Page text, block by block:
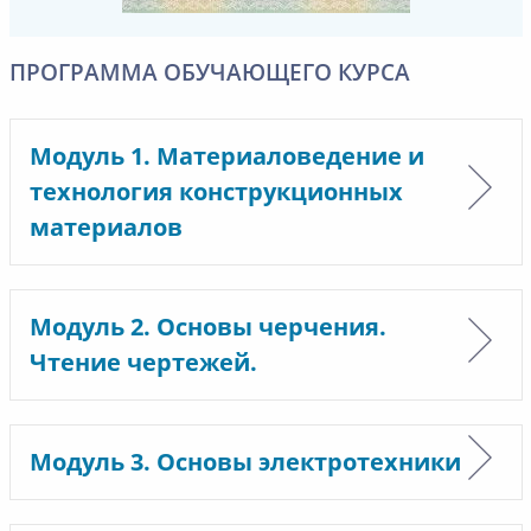
ПРОГРАММА ОБУЧАЮЩЕГО КУРСА
Модуль 1. Материаловедение и
технология конструкционных
материалов
Модуль 2. Основы черчения.
Чтение чертежей.
Модуль 3. Основы электротехники